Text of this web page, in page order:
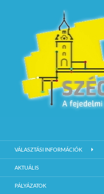
Szécsény Város Hivatalos Weboldala
VÁLASZTÁSI INFORMÁCIÓK
AKTUÁLIS
PÁLYÁZATOK